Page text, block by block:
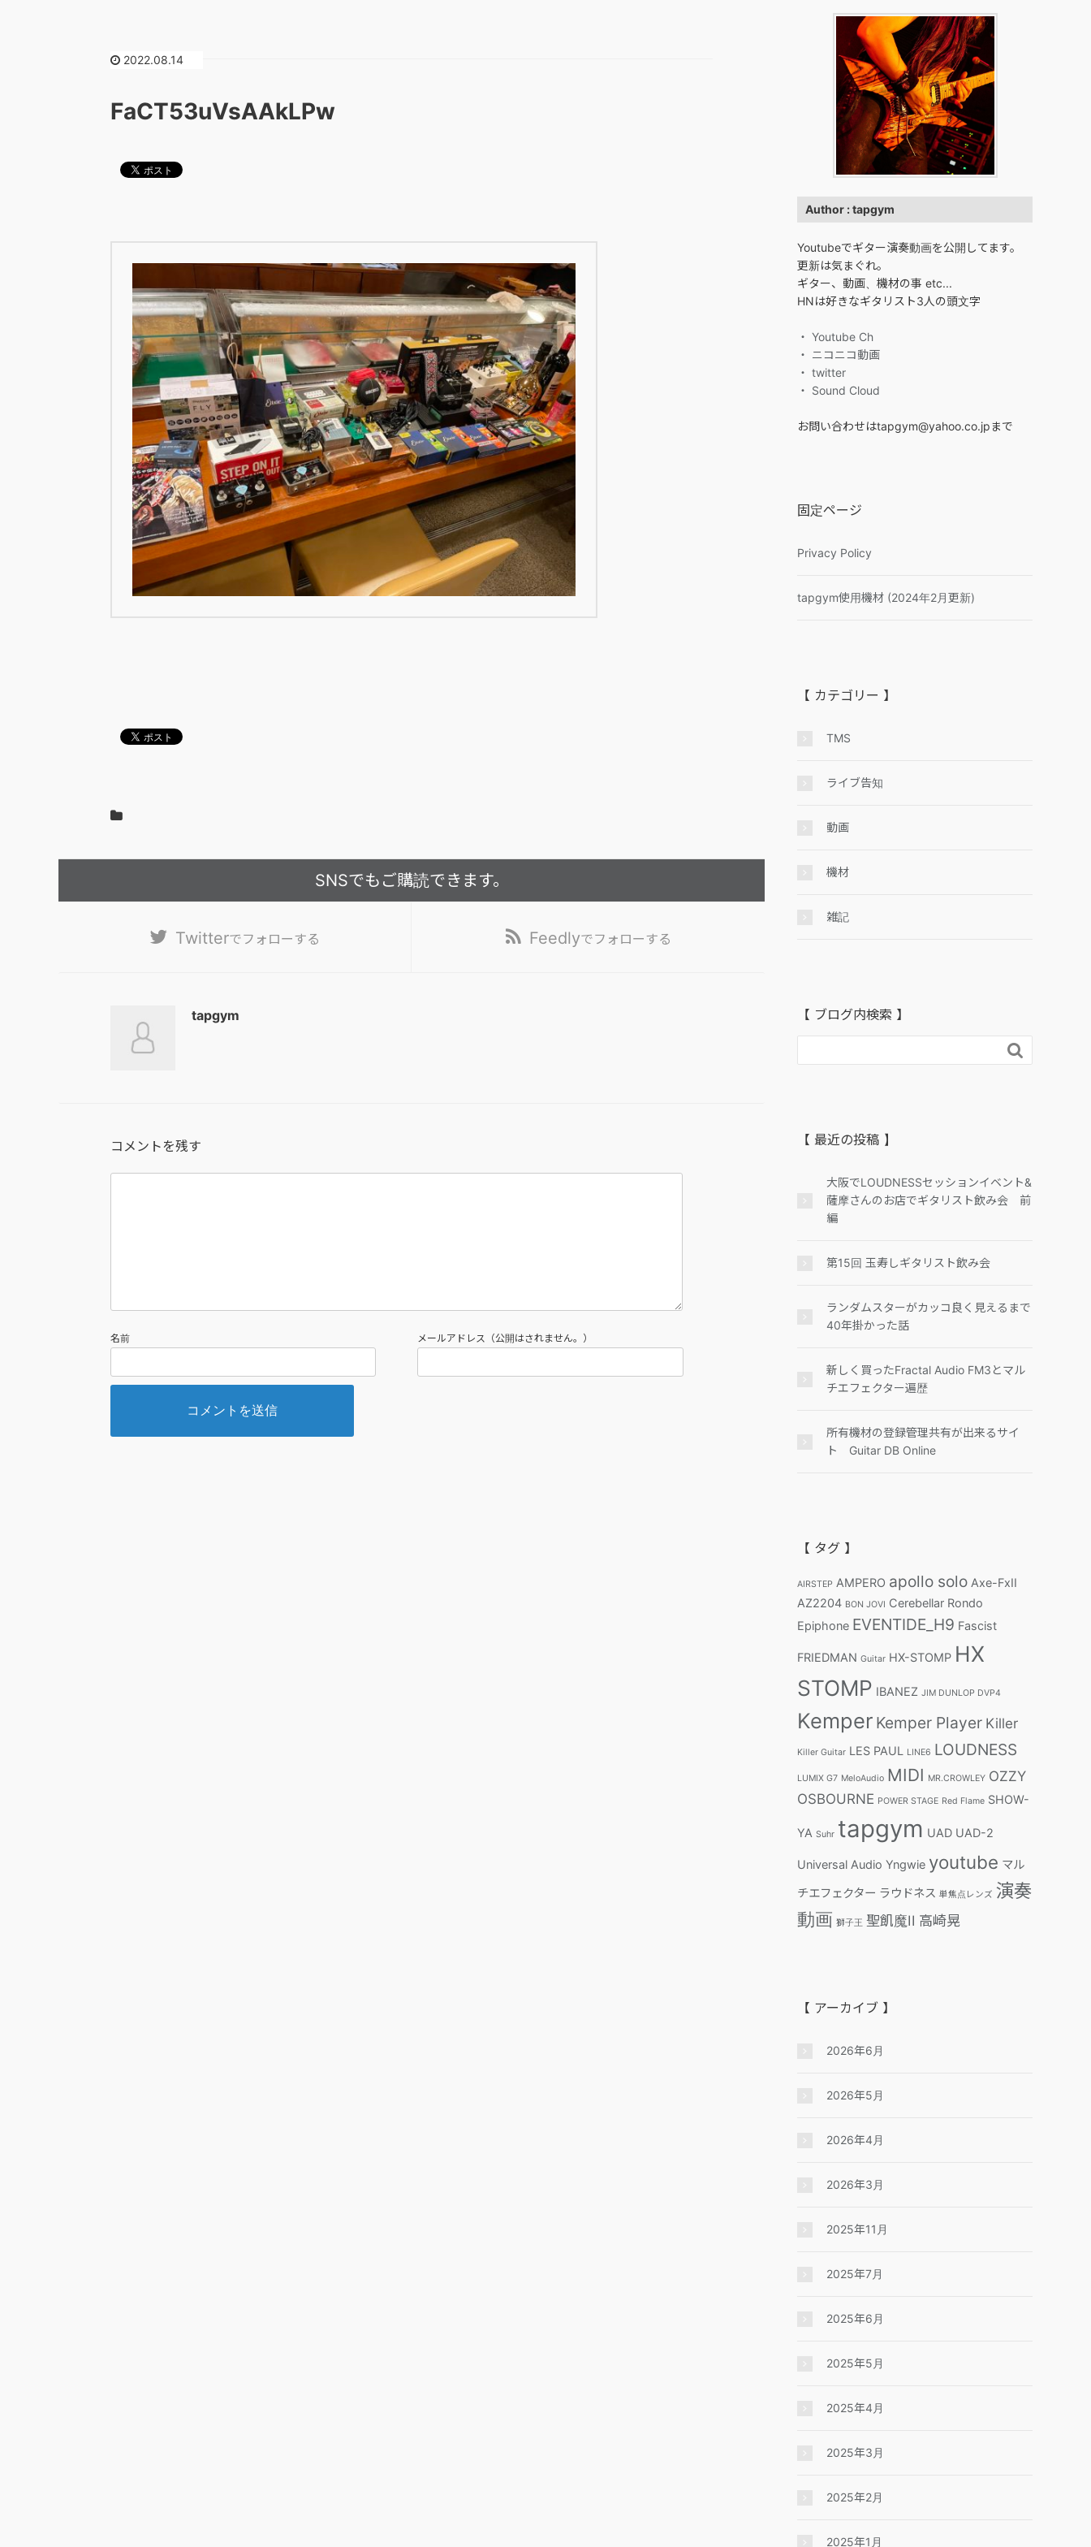
2022.08.14
FaCT53uVsAAkLPw
SNSでもご購読できます。
Twitterでフォローする Feedlyでフォローする
tapgym
コメントを残す
名前 メールアドレス（公開はされません。）
Author : tapgym
Youtubeでギター演奏動画を公開してます。
更新は気まぐれ。
ギター、動画、機材の事 etc...
HNは好きなギタリスト3人の頭文字
・ Youtube Ch
・ ニコニコ動画
・ twitter
・ Sound Cloud
お問い合わせはtapgym@yahoo.co.jpまで
固定ページ
Privacy Policy
tapgym使用機材 (2024年2月更新)
【 カテゴリー 】
TMS
ライブ告知
動画
機材
雑記
【 ブログ内検索 】

【 最近の投稿 】
大阪でLOUDNESSセッションイベント&
薩摩さんのお店でギタリスト飲み会 前
編
第15回 玉寿しギタリスト飲み会
ランダムスターがカッコ良く見えるまで
40年掛かった話
新しく買ったFractal Audio FM3とマル
チエフェクター遍歴
所有機材の登録管理共有が出来るサイ
ト Guitar DB Online
【 タグ 】
AIRSTEP AMPERO apollo solo Axe-FxII
AZ2204 BON JOVI Cerebellar Rondo
Epiphone EVENTIDE_H9 Fascist
FRIEDMAN Guitar HX-STOMP HX
STOMP IBANEZ JIM DUNLOP DVP4
Kemper Kemper Player Killer
Killer Guitar LES PAUL LINE6 LOUDNESS
LUMIX G7 MeloAudio MIDI MR.CROWLEY OZZY
OSBOURNE POWER STAGE Red Flame SHOW-
YA Suhr tapgym UAD UAD-2
Universal Audio Yngwie youtube マル
チエフェクター ラウドネス 単焦点レンズ 演奏
動画 獅子王 聖飢魔II 高崎晃
【 アーカイブ 】
2026年6月
2026年5月
2026年4月
2026年3月
2025年11月
2025年7月
2025年6月
2025年5月
2025年4月
2025年3月
2025年2月
2025年1月